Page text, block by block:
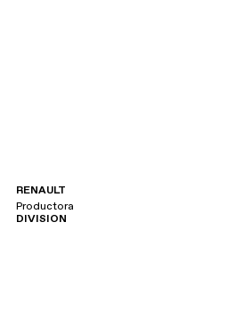
RENAULT
Productora
DIVISION